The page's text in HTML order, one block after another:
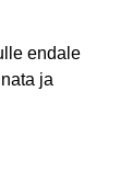
endale
ja